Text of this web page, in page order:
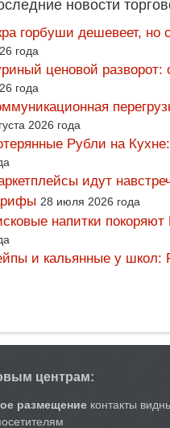
новости
горбуши дешевеет, но
года
ценовой
года
2026 года
Рубли на
идут
28 июля 2026 года
напитки
и кальянные у школ:
центрам:
размещение контакты